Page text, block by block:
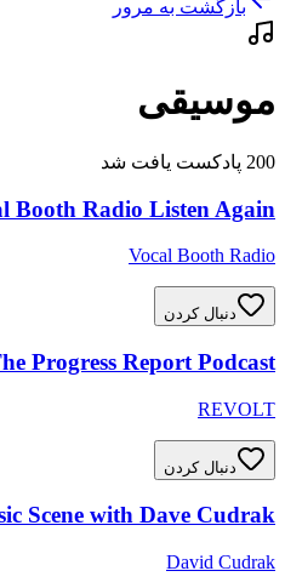
بازگشت به مرور
موسیقی
200 پادکست یافت شد
Booth Radio Listen Again
Vocal Booth Radio
دنبال کردن
Progress Report Podcast
REVOLT
دنبال کردن
Scene with Dave Cudrak
David Cudrak